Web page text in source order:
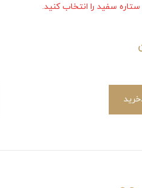
سفید را انتخاب کنید.